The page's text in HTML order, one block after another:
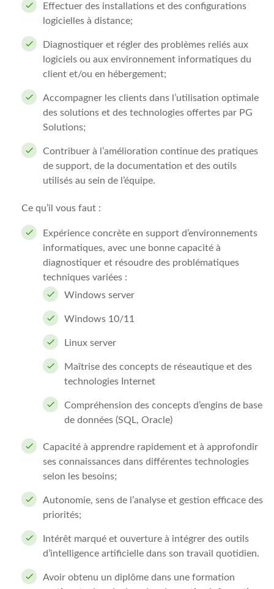
Effectuer des installations et des configurations
logicielles à distance;
Diagnostiquer et régler des problèmes reliés aux
logiciels ou aux environnement informatiques du
client et/ou en hébergement;
Accompagner les clients dans l’utilisation optimale
des solutions et des technologies offertes par PG
Solutions;
Contribuer à l’amélioration continue des pratiques
de support, de la documentation et des outils
utilisés au sein de l’équipe.
Ce qu’il vous faut :
Expérience concrète en support d’environnements
informatiques, avec une bonne capacité à
diagnostiquer et résoudre des problématiques
techniques variées :
Windows server
Windows 10/11
Linux server
Maîtrise des concepts de réseautique et des
technologies Internet
Compréhension des concepts d’engins de base
de données (SQL, Oracle)
Capacité à apprendre rapidement et à approfondir
ses connaissances dans différentes technologies
selon les besoins;
Autonomie, sens de l’analyse et gestion efficace des
priorités;
Intérêt marqué et ouverture à intégrer des outils
d’intelligence artificielle dans son travail quotidien.
Avoir obtenu un diplôme dans une formation